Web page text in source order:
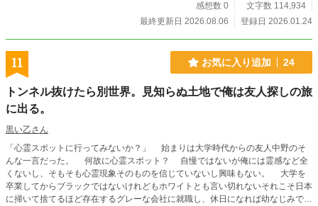
感想数 0
文字数 114,934
最終更新日 2026.08.06
登録日 2026.01.24
11 お気に入り追加 24
トンネル抜けたら別世界。見知らぬ土地で俺は友人探しの旅
に出る。
黒い乙さん
「心霊スポットに行ってみないか？」 始まりは大学時代からの友人中野のそ
んな一言だった。 何故に心霊スポット？ 自慢ではないが俺には霊感など全
くないし、そもそも心霊現象そのものを信じていないし興味もない。 大学を
卒業してからブラックではないけれどもホワイトとも言い切れないそれこそ日本
に掃いて捨てるほど存在するグレーな会社に就職し、休日になれば幼なじみであ